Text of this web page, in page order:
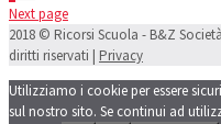
Next page
2018 © Ricorsi Scuola - B&Z
diritti riservati | Privacy
Utilizziamo i cookie per essere
sul nostro sito. Se continui ad